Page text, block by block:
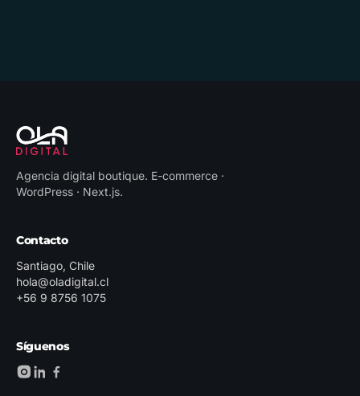
Agencia digital boutique. E-commerce ·
WordPress · Next.js.
Contacto
Santiago, Chile
hola@oladigital.cl
+56 9 8756 1075
Síguenos